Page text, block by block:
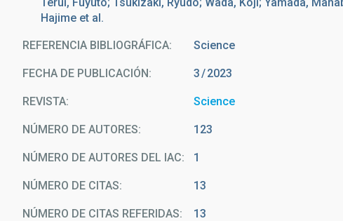
Hajime et al.
REFERENCIA BIBLIOGRÁFICA Science
FECHA DE PUBLICACIÓN: 3 2023
REVISTA Science
NÚMERO DE AUTORES 123
NÚMERO DE AUTORES DEL IAC 1
NÚMERO DE CITAS 13
NÚMERO DE CITAS REFERIDAS 13